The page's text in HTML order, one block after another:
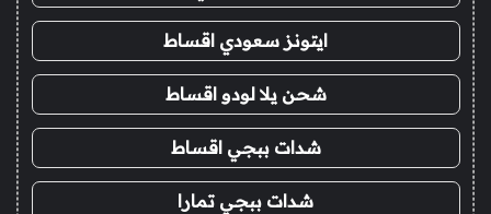
ايتونز سعودي اقساط
شحن يلا لودو اقساط
شدات ببجي اقساط
شدات ببجي تمارا